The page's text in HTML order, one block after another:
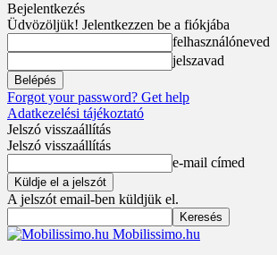
Bejelentkezés
Üdvözöljük! Jelentkezzen be a fiókjába
felhasználóneved
jelszavad
Forgot your password? Get help
Adatkezelési tájékoztató
Jelszó visszaállítás
Jelszó visszaállítás
e-mail címed
A jelszót email-ben küldjük el.
Mobilissimo.hu